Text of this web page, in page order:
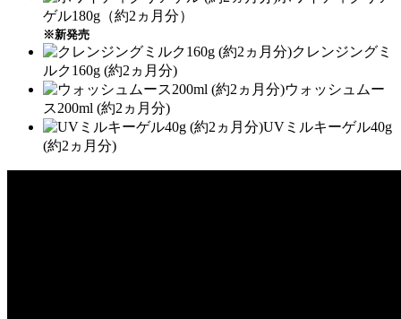
ゲル180g（約2ヵ月分）
※新発売
クレンジングミ
ルク160g (約2ヵ月分)
ウォッシュムー
ス200ml (約2ヵ月分)
UVミルキーゲル40g
(約2ヵ月分)